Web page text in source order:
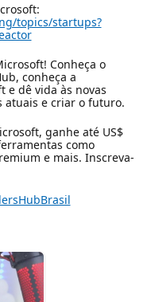
topics/startups?
Conheça o
conheça a
e dê vida às novas
atuais e criar o futuro.
ganhe até US$
como
e mais. Inscreva-